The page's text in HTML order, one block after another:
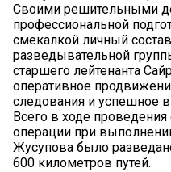
Своими решительными
профессиональной
смекалкой личный
разведывательной
старшего лейтенанта
оперативное
следования и успешное
Всего в ходе
операции при
Жусупова было
600 километров путей.